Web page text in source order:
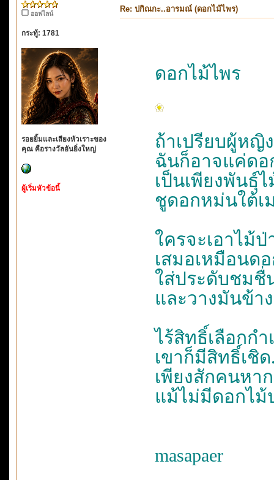
ออฟไลน์
กระทู้: 1781
รอยยิ้มและเสียงหัวเราะของ
คุณ คือรางวัลอันยิ่งใหญ่
ผู้เริ่มหัวข้อนี้
Re: ปกิณกะ..อารมณ์ (ดอกไม้ไพร)
ดอกไม้ไพร
ถ้าเปรียบผู้หญิ
ฉันก็อาจแค่ดอ
เป็นเพียงพันธุ์
ชูดอกหม่นใต้เ
ใครจะเอาไม้ป่
เสมอเหมือนด
ใส่ประดับชม
และวางมันข้า
ไร้สิทธิ์เลือกกำ
เขาก็มีสิทธิ์เชิ
เพียงสักคนหา
แม้ไม่มีดอกไม้
masapaer